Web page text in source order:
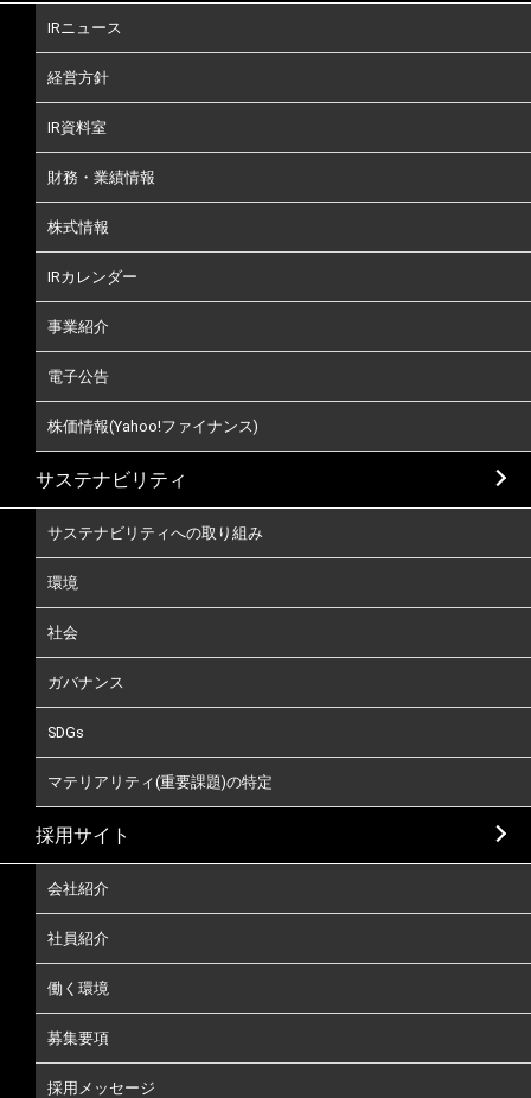
IRニュース
経営方針
IR資料室
財務・業績情報
株式情報
IRカレンダー
事業紹介
電子公告
株価情報(Yahoo!ファイナンス)
サステナビリティ
サステナビリティへの取り組み
環境
社会
ガバナンス
SDGs
マテリアリティ(重要課題)の特定
採用サイト
会社紹介
社員紹介
働く環境
募集要項
採用メッセージ